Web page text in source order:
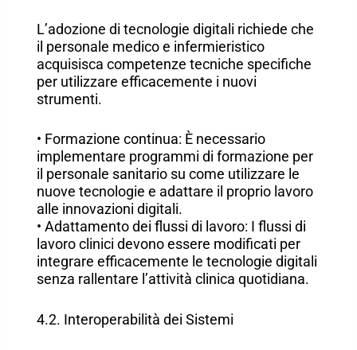
L’adozione di tecnologie digitali richiede che
il personale medico e infermieristico
acquisisca competenze tecniche specifiche
per utilizzare efficacemente i nuovi
strumenti.
• Formazione continua: È necessario
implementare programmi di formazione per
il personale sanitario su come utilizzare le
nuove tecnologie e adattare il proprio lavoro
alle innovazioni digitali.
• Adattamento dei flussi di lavoro: I flussi di
lavoro clinici devono essere modificati per
integrare efficacemente le tecnologie digitali
senza rallentare l’attività clinica quotidiana.
4.2. Interoperabilità dei Sistemi